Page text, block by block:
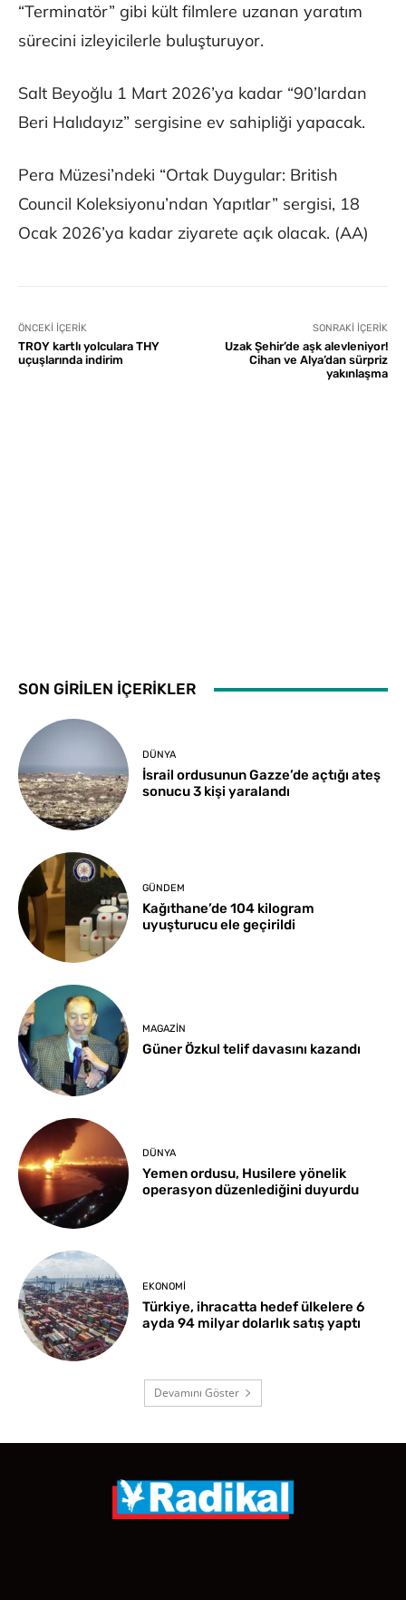
“Terminatör” gibi kült filmlere uzanan yaratım
sürecini izleyicilerle buluşturuyor.
Salt Beyoğlu 1 Mart 2026’ya kadar “90’lardan
Beri Halıdayız” sergisine ev sahipliği yapacak.
Pera Müzesi’ndeki “Ortak Duygular: British
Council Koleksiyonu’ndan Yapıtlar” sergisi, 18
Ocak 2026’ya kadar ziyarete açık olacak. (AA)
ÖNCEKI İÇERIK
TROY kartlı yolculara THY
uçuşlarında indirim
SONRAKI İÇERIK
Uzak Şehir’de aşk alevleniyor!
Cihan ve Alya’dan sürpriz
yakınlaşma
SON GİRİLEN İÇERİKLER
DÜNYA
İsrail ordusunun Gazze’de açtığı ateş
sonucu 3 kişi yaralandı
GÜNDEM
Kağıthane’de 104 kilogram
uyuşturucu ele geçirildi
MAGAZIN
Güner Özkul telif davasını kazandı
DÜNYA
Yemen ordusu, Husilere yönelik
operasyon düzenlediğini duyurdu
EKONOMI
Türkiye, ihracatta hedef ülkelere 6
ayda 94 milyar dolarlık satış yaptı
Devamını Göster